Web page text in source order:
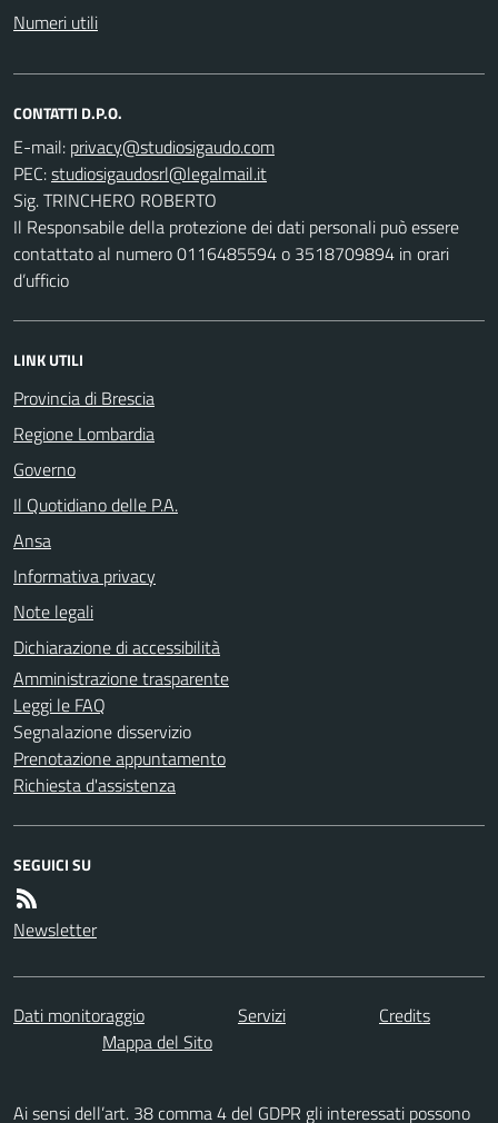
Numeri utili
CONTATTI D.P.O.
E-mail:
PEC:
Sig. TRINCHERO ROBERTO
Il Responsabile della protezione dei dati personali può essere
contattato al numero 0116485594 o 3518709894 in orari
d’ufficio
LINK UTILI
Provincia di Brescia
Regione Lombardia
Governo
Il Quotidiano delle P.A.
Ansa
Informativa privacy
Note legali
Dichiarazione di accessibilità
Amministrazione trasparente
Leggi le FAQ
Segnalazione disservizio
Prenotazione appuntamento
Richiesta d'assistenza
SEGUICI SU
Newsletter
Dati monitoraggio Servizi
Credits
Mappa del Sito
Ai sensi dell’art. 38 comma 4 del GDPR gli interessati possono